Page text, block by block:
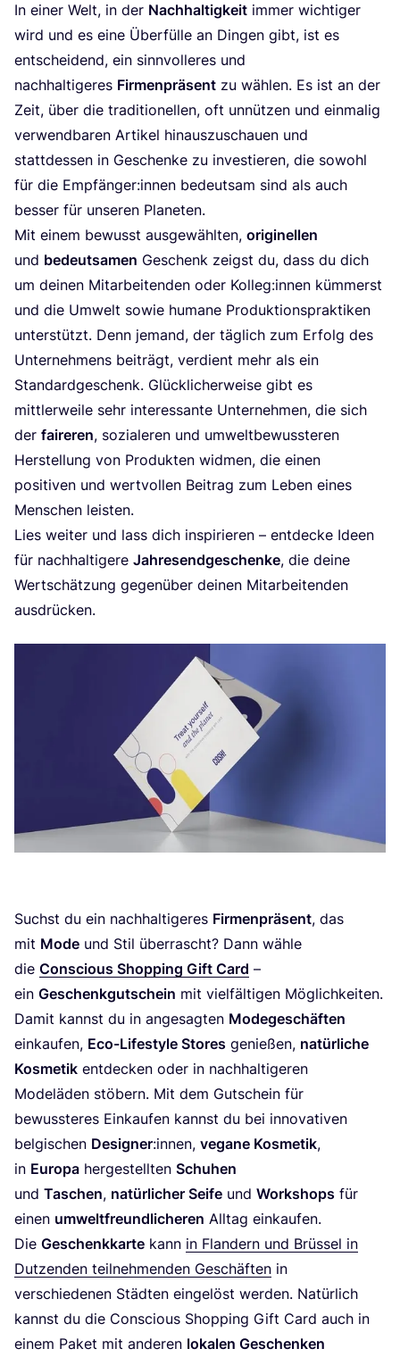
In einer Welt, in der Nach­hal­tig­keit immer wich­ti­ger
wird und es eine Über­fül­le an Din­gen gibt, ist es
ent­schei­dend, ein sinn­vol­le­res und
nach­hal­ti­ge­res Fir­men­prä­sent zu wäh­len. Es ist an der
Zeit, über die tra­di­tio­nel­len, oft unnüt­zen und ein­ma­lig
ver­wend­ba­ren Arti­kel hin­aus­zu­schau­en und
statt­des­sen in Geschen­ke zu inves­tie­ren, die sowohl
für die Empfänger:innen bedeut­sam sind als auch
bes­ser für unse­ren Planeten.
Mit einem bewusst aus­ge­wähl­ten, ori­gi­nel­len
und bedeut­sa­men Geschenk zeigst du, dass du dich
um dei­nen Mit­ar­bei­ten­den oder Kolleg:innen küm­merst
und die Umwelt sowie huma­ne Pro­duk­ti­ons­prak­ti­ken
unter­stützt. Denn jemand, der täg­lich zum Erfolg des
Unter­neh­mens bei­trägt, ver­dient mehr als ein
Stan­dard­ge­schenk. Glück­li­cher­wei­se gibt es
mitt­ler­wei­le sehr inter­es­san­te Unter­neh­men, die sich
der fai­re­ren, sozia­le­ren und umwelt­be­wuss­te­ren
Her­stel­lung von Pro­duk­ten wid­men, die einen
posi­ti­ven und wert­vol­len Bei­trag zum Leben eines
Men­schen leisten.
Lies wei­ter und lass dich inspi­rie­ren – ent­de­cke Ideen
für nach­hal­ti­ge­re Jah­res­end­ge­schen­ke, die dei­ne
Wert­schät­zung gegen­über dei­nen Mit­ar­bei­ten­den
ausdrücken.
Suchst du ein nach­hal­ti­ge­res Fir­men­prä­sent, das
mit Mode und Stil über­rascht? Dann wäh­le
die Con­scious Shop­ping Gift Card –
ein Geschenk­gut­schein mit viel­fäl­ti­gen Mög­lich­kei­ten.
Damit kannst du in ange­sag­ten Mode­ge­schäf­ten
ein­kau­fen, Eco-Life­style Stores genie­ßen, natür­li­che
Kos­me­tik ent­de­cken oder in nach­hal­ti­ge­ren
Mode­lä­den stö­bern. Mit dem Gut­schein für
bewuss­te­res Ein­kau­fen kannst du bei inno­va­ti­ven
bel­gi­schen Desi­gner:innen, vega­ne Kos­me­tik,
in Euro­pa her­ge­stell­ten Schu­hen
und Taschen, natür­li­cher Sei­fe und Work­shops für
einen umwelt­freund­li­che­ren All­tag einkaufen.
Die Geschenk­kar­te kann in Flan­dern und Brüs­sel in
Dut­zen­den teil­neh­men­den Geschäf­ten in
ver­schie­de­nen Städ­ten ein­ge­löst wer­den. Natür­lich
kannst du die Con­scious Shop­ping Gift Card auch in
einem Paket mit ande­ren loka­len Geschen­ken